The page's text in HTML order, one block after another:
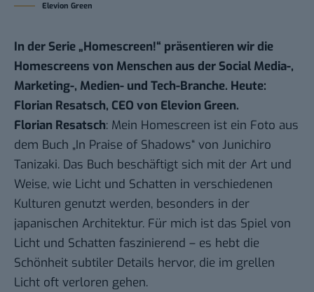
Elevion Green
In der Serie „Homescreen!“ präsentieren wir die
Homescreens von Menschen aus der Social Media-,
Marketing-, Medien- und Tech-Branche. Heute:
Florian Resatsch, CEO von Elevion Green.
Florian Resatsch: Mein Homescreen ist ein Foto aus
dem Buch „In Praise of Shadows“ von Junichiro
Tanizaki. Das Buch beschäftigt sich mit der Art und
Weise, wie Licht und Schatten in verschiedenen
Kulturen genutzt werden, besonders in der
japanischen Architektur. Für mich ist das Spiel von
Licht und Schatten faszinierend – es hebt die
Schönheit subtiler Details hervor, die im grellen
Licht oft verloren gehen.